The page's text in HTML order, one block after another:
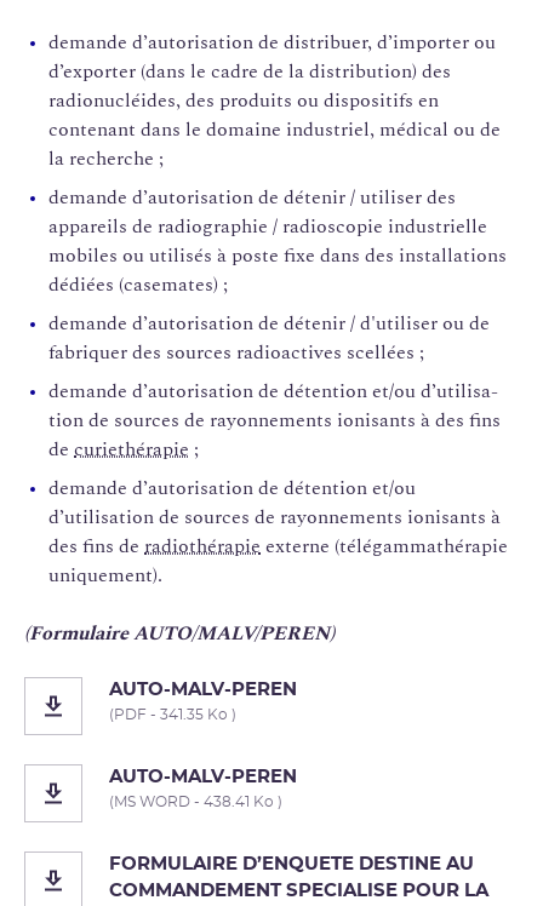
demande d’autorisation de distribuer, d’importer ou
d’exporter (dans le cadre de la distribution) des
radionucléides, des produits ou dispositifs en
contenant dans le domaine industriel, médical ou de
la recherche ;
demande d’autorisation de détenir / utiliser des
appareils de radiographie / radioscopie industrielle
mobiles ou utilisés à poste fixe dans des installations
dédiées (casemates) ;
demande d’autorisation de détenir / d'utiliser ou de
fabriquer des sources radioactives scellées ;
demande d’autorisation de détention et/ou d’utilisa-
tion de sources de rayonnements ionisants à des fins
de curiethérapie ;
demande d’autorisation de détention et/ou
d’utilisation de sources de rayonnements ionisants à
des fins de radiothérapieexterne (télégammathérapie
uniquement).
(Formulaire AUTO/MALV/PEREN)
AUTO-MALV-PEREN
(PDF - 341.35 Ko )
AUTO-MALV-PEREN
(MS WORD - 438.41 Ko )
FORMULAIRE D’ENQUETE DESTINE AU
COMMANDEMENT SPECIALISE POUR LA